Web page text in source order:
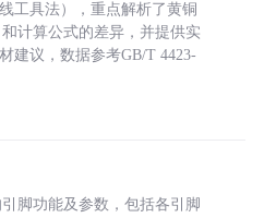
工具法），重点解析了黄铜
计算公式的差异，并提供实
建议，数据参考GB/T 4423-
脚功能及参数，包括各引脚